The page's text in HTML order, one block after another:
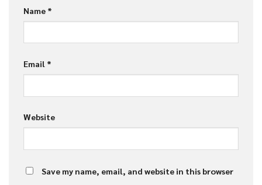
Name *
Email *
Website
Save my name, email, and website in this browser